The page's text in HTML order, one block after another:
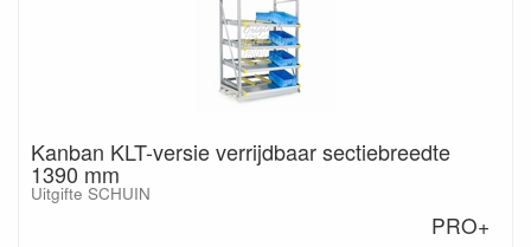
Kanban KLT-versie verrijdbaar sectiebreedte
1390 mm
Uitgifte SCHUIN
PRO+